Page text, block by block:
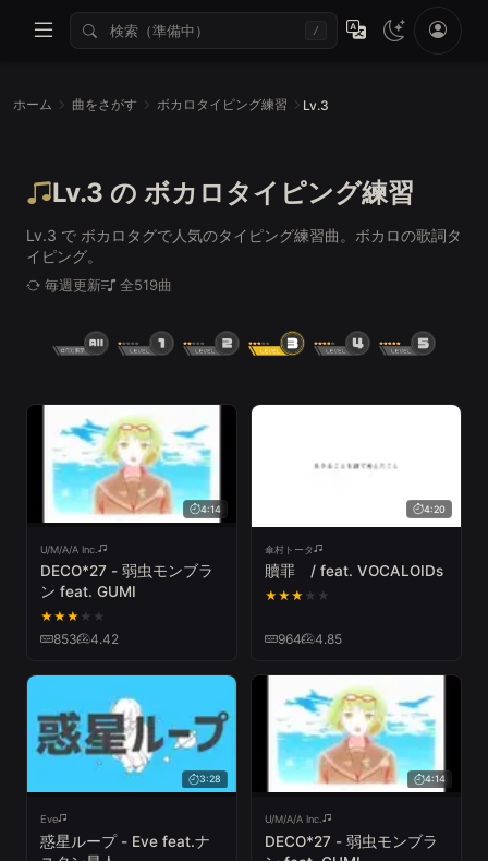
/
ホーム 曲をさがす ボカロタイピング練習 Lv.3
Lv.3 の ボカロタイピング練習
Lv.3 で ボカロタグで人気のタイピング練習曲。ボカロの歌詞タ
イピング。
毎週更新 全519曲
4:14
U/M/A/A Inc.
DECO*27 - 弱虫モンブラ
ン feat. GUMI
★★★ ★ ★
853 4.42
4:20
傘村トータ
贖罪 / feat. VOCALOIDs
★★★ ★ ★
964 4.85
3:28
Eve
惑星ループ - Eve feat.ナ
4:14
U/M/A/A Inc.
DECO*27 - 弱虫モンブラ